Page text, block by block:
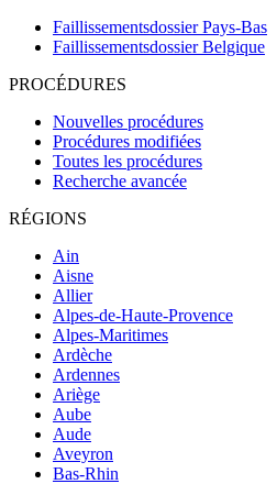
Faillissementsdossier Pays-Bas
Faillissementsdossier Belgique
PROCÉDURES
Nouvelles procédures
Procédures modifiées
Toutes les procédures
Recherche avancée
RÉGIONS
Ain
Aisne
Allier
Alpes-de-Haute-Provence
Alpes-Maritimes
Ardèche
Ardennes
Ariège
Aube
Aude
Aveyron
Bas-Rhin